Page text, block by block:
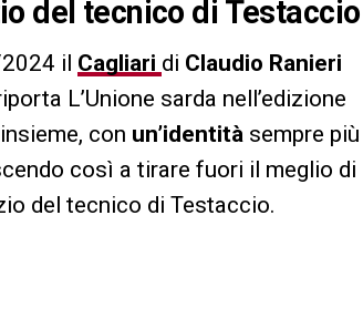
del tecnico di Testaccio
il Cagliari di Claudio Ranieri
L’Unione sarda nell’edizione
con un’identità sempre più
così a tirare fuori il meglio di
del tecnico di Testaccio.